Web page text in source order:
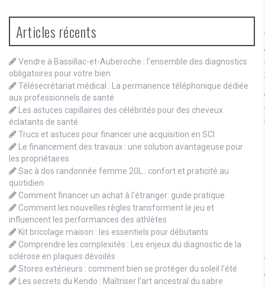
Articles récents
Vendre à Bassillac-et-Auberoche : l’ensemble des diagnostics
obligatoires pour votre bien
Télésecrétariat médical : La permanence téléphonique dédiée
aux professionnels de santé
Les astuces capillaires des célébrités pour des cheveux
éclatants de santé
Trucs et astuces pour financer une acquisition en SCI
Le financement des travaux : une solution avantageuse pour
les propriétaires
Sac à dos randonnée femme 20L : confort et praticité au
quotidien
Comment financer un achat à l’étranger: guide pratique
Comment les nouvelles règles transforment le jeu et
influencent les performances des athlètes
Kit bricolage maison : les essentiels pour débutants
Comprendre les complexités : Les enjeux du diagnostic de la
sclérose en plaques dévoilés
Stores extérieurs : comment bien se protéger du soleil l’été
Les secrets du Kendo : Maîtriser l’art ancestral du sabre